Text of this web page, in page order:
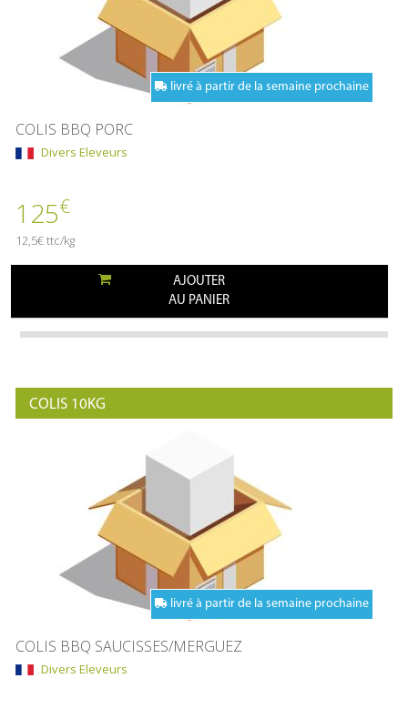
livré à partir de la semaine prochaine
COLIS BBQ PORC
Divers Eleveurs
125€
12,5€ ttc/kg
AJOUTER
AU PANIER
COLIS 10KG
livré à partir de la semaine prochaine
COLIS BBQ SAUCISSES/MERGUEZ
Divers Eleveurs